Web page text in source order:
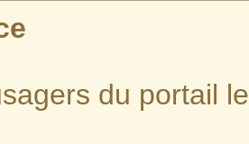
du portail